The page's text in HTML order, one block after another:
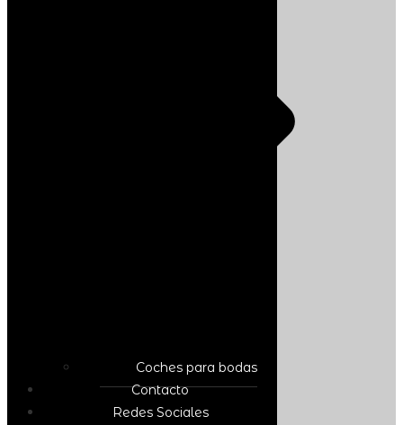
Coches para bodas
Contacto
Redes Sociales